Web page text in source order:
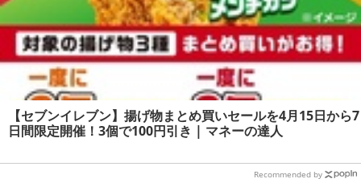
【セブンイレブン】揚げ物まとめ買いセールを4月15日から7
日間限定開催！3個で100円引き | マネーの達人
Recommended by